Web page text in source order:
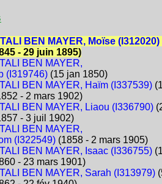
BEN MAYER, Moïse (I312020)
- 29 juin 1895)
BEN MAYER,
(I319746)(15 jan 1850)
BEN MAYER, Haïm (I337539)
- 2 mars 1902)
BEN MAYER, Liaou (I336790)
- 3 juil 1902)
BEN MAYER,
(I322549)(1858 - 2 mars 1905)
BEN MAYER, Isaac (I336755)
- 23 mars 1901)
BEN MAYER, Sarah (I313979)